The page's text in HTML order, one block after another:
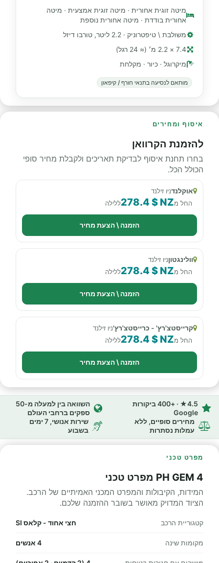
מיטה זוגית אחורית · מיטה זוגית אמצעית · מיטה
אחורית בודדת · מיטה אחורית נוספת
משולבת \ טיפטרוניק · 2.2 ליטר, טורבו דיזל
7.4 × 2.2 מ׳ (≈ 24 רגל)
מיקרוגל · כיור · מקלחת
מותאם לנסיעה בתנאי חורף / קיפאון
איסוף ומחירים
להזמנת הקרוואן
בחרו תחנת איסוף לבדיקת תאריכים ולקבלת מחיר סופי
הכולל הכל.
אוקלנדניו זילנד
החל מ278.4 $ NZללילה
הזמנה \ הצעת מחיר
וולינגטוןניו זילנד
החל מ278.4 $ NZללילה
הזמנה \ הצעת מחיר
קרייסטצ'רץ' - כרייסטצ'רץ'ניו זילנד
החל מ278.4 $ NZללילה
הזמנה \ הצעת מחיר
4.5★ · +400 ביקורות
Google
השוואה בין למעלה מ-50
ספקים ברחבי העולם
מחירים סופיים, ללא
עמלות נסתרות
שירות אנושי, 7 ימים
בשבוע
מפרט טכני
PH GEM 4 מפרט טכני
המידות, הקיבולות והמפרט המכני האמיתיים של הרכב.
הציוד המדויק מאושר בשובר ההזמנה שלכם.
קטגוריית הרכב חצי אחוד - קלאס SI
מקומות שינה 4 אנשים